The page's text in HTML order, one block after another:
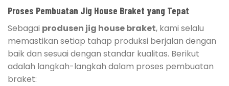
Proses Pembuatan Jig House Braket yang Tepat
Sebagai produsen jig house braket, kami selalu
memastikan setiap tahap produksi berjalan dengan
baik dan sesuai dengan standar kualitas. Berikut
adalah langkah-langkah dalam proses pembuatan
braket: